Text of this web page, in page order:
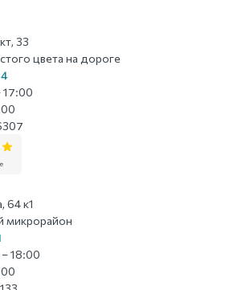
33
цвета на дороге
17:00
64 к1
микрорайон
18:00